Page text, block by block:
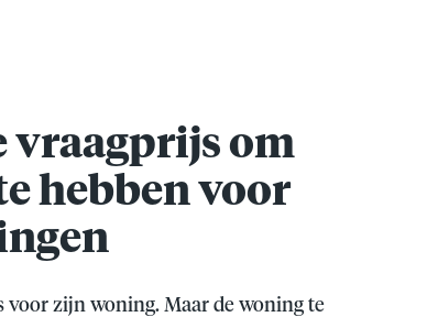
vraagprijs om
hebben voor
voor zijn woning. Maar de woning te